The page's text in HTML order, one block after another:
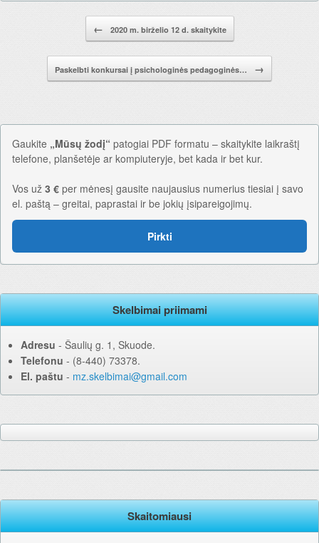
← 2020 m. birželio 12 d. skaitykite
Paskelbti konkursai į psichologinės pedagoginės… →
Gaukite „Mūsų žodį“ patogiai PDF formatu – skaitykite laikraštį
telefone, planšetėje ar kompiuteryje, bet kada ir bet kur.
Vos už 3 € per mėnesį gausite naujausius numerius tiesiai į savo
el. paštą – greitai, paprastai ir be jokių įsipareigojimų.
Pirkti
Skelbimai priimami
Adresu ‐ Šaulių g. 1, Skuode.
Telefonu ‐ (8-440) 73378.
El. paštu ‐ mz.skelbimai@gmail.com
Skaitomiausi